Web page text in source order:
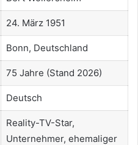
24. März 1951
Bonn, Deutschland
75 Jahre (Stand 2026)
Deutsch
Reality-TV-Star,
Unternehmer, ehemaliger